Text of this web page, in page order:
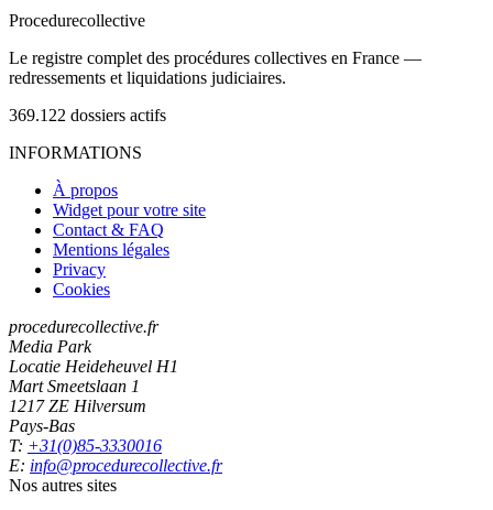
Procedurecollective
Le registre complet des procédures collectives en France —
redressements et liquidations judiciaires.
369.122 dossiers actifs
INFORMATIONS
À propos
Widget pour votre site
Contact & FAQ
Mentions légales
Privacy
Cookies
procedurecollective.fr
Media Park
Locatie Heideheuvel H1
Mart Smeetslaan 1
1217 ZE Hilversum
Pays-Bas
T: +31(0)85-3330016
E: info@procedurecollective.fr
Nos autres sites